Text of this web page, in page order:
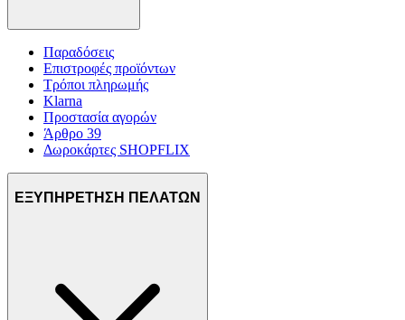
Παραδόσεις
Επιστροφές προϊόντων
Τρόποι πληρωμής
Klarna
Προστασία αγορών
Άρθρο 39
Δωροκάρτες SHOPFLIX
ΕΞΥΠΗΡΕΤΗΣΗ ΠΕΛΑΤΩΝ